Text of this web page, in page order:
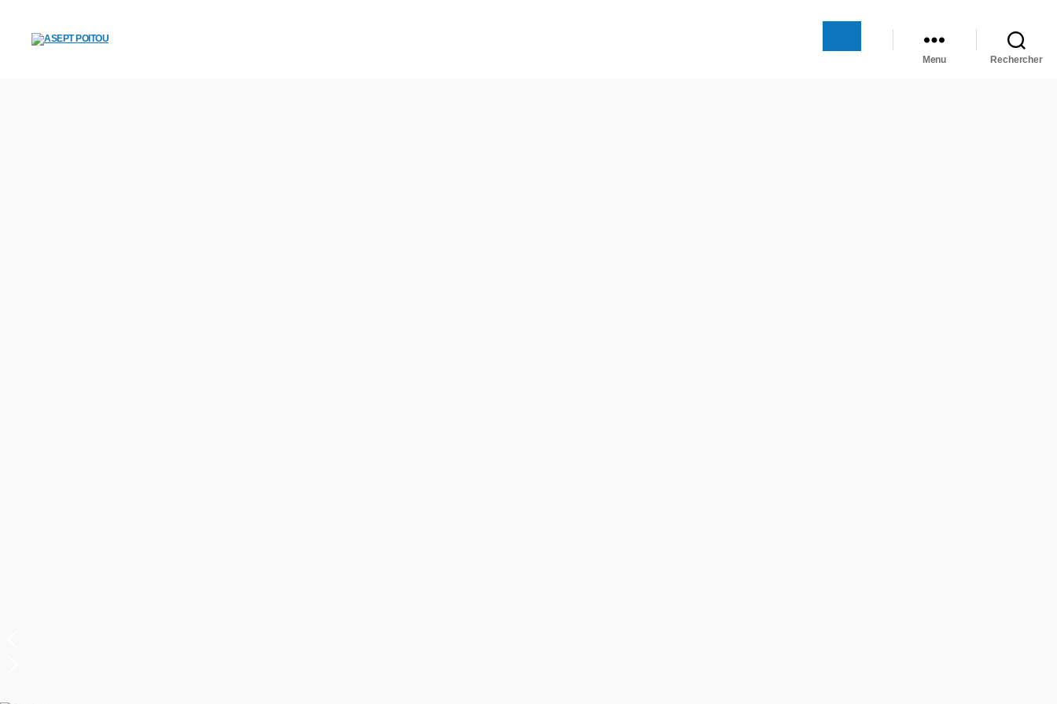
Menu Rechercher